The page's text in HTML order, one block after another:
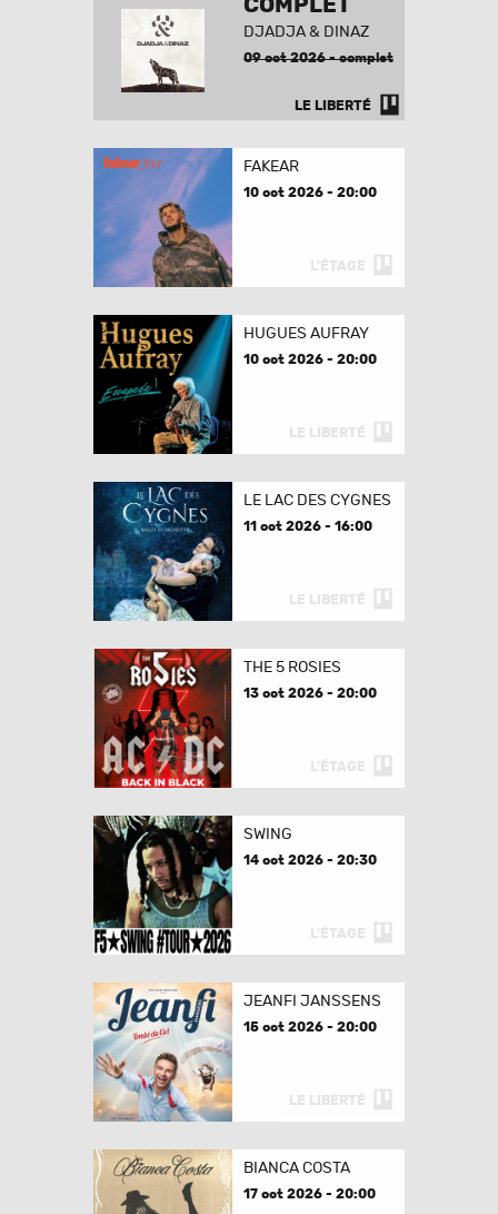
COMPLET
DJADJA & DINAZ
09 oct 2026 - complet
LE LIBERTÉ
FAKEAR
10 oct 2026 - 20:00
L'ÉTAGE
HUGUES AUFRAY
10 oct 2026 - 20:00
LE LIBERTÉ
LE LAC DES CYGNES
11 oct 2026 - 16:00
LE LIBERTÉ
THE 5 ROSIES
13 oct 2026 - 20:00
L'ÉTAGE
SWING
14 oct 2026 - 20:30
L'ÉTAGE
JEANFI JANSSENS
15 oct 2026 - 20:00
LE LIBERTÉ
BIANCA COSTA
17 oct 2026 - 20:00